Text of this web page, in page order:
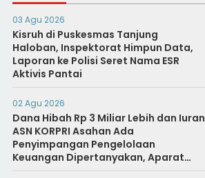
03 Agu 2026
Kisruh di Puskesmas Tanjung
Haloban, Inspektorat Himpun Data,
Laporan ke Polisi Seret Nama ESR
Aktivis Pantai
02 Agu 2026
Dana Hibah Rp 3 Miliar Lebih dan Iuran
ASN KORPRI Asahan Ada
Penyimpangan Pengelolaan
Keuangan Dipertanyakan, Aparat
Diminta Segera Usut